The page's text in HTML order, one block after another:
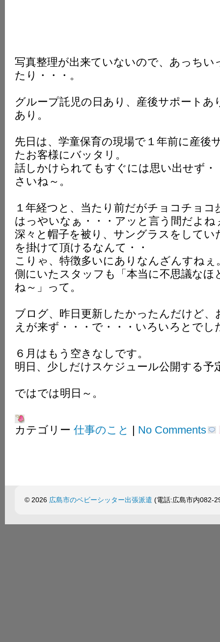
写真整理が出来ていないので、あっちい
たり・・・。
グループ託児の日あり、産後サポートあ
あり。
先日は、学童保育の現場で１年前に産後
たお客様にバッタリ。
話しかけられてもすぐには思い出せず
さいね～。
１年経つと、当たり前だがチョコチョコ
はっやいなぁ・・・アッと言う間だよね
深々と帽子を被り、サングラスをしてい
を掛けて頂けるなんて・・
こりゃ、特徴多いにありなんざんすねぇ
側にいたスタッフも「本当に不思議なほ
ね～」って。
ブログ、昨日更新したかったんだけど、
えが来ず・・・で・・・いろいろとでし
６月はもう空きなしです。
明日、少しだけスケジュール公開する予
ではでは明日～。
カテゴリー 仕事のこと No Comments
© 2026 広島市のベビーシッター出張派遣 (電話:広島市内082-